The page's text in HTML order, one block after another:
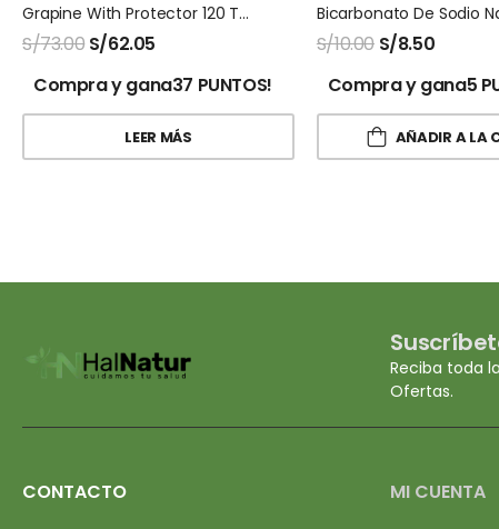
Grapine With Protector 120 Tabletas Natures Sunshine
S/73.00 S/62.05
Compra y gana37 PUNTOS!
LEER MÁS
Bicarbonato De Sodio
S/10.00 S/8.50
Compra y gana5
AÑADIR A LA
Reciba toda
Ofertas.
CONTACTO MI CUENTA